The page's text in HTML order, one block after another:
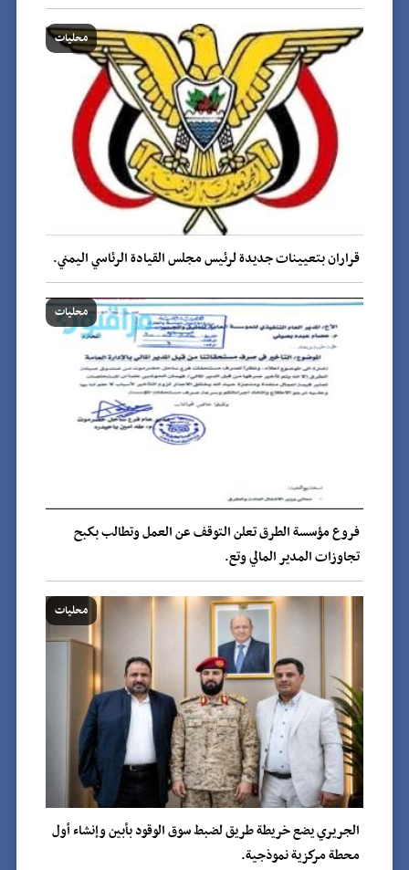
محليات
قراران بتعيينات جديدة لرئيس مجلس القيادة الرئاسي اليمني.
محليات
فروع مؤسسة الطرق تعلن التوقف عن العمل وتطالب بكبح
تجاوزات المدير المالي وتع.
محليات
الجريري يضع خريطة طريق لضبط سوق الوقود بأبين وإنشاء أول
محطة مركزية نموذجية.